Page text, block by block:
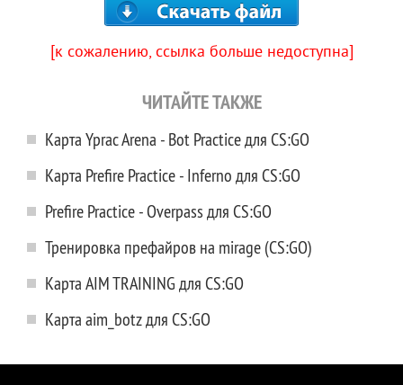
[к сожалению, ссылка больше недоступна]
ЧИТАЙТЕ ТАКЖЕ
Карта Yprac Arena - Bot Practice для CS:GO
Карта Prefire Practice - Inferno для CS:GO
Prefire Practice - Overpass для CS:GO
Тренировка префайров на mirage (CS:GO)
Карта AIM TRAINING для CS:GO
Карта aim_botz для CS:GO